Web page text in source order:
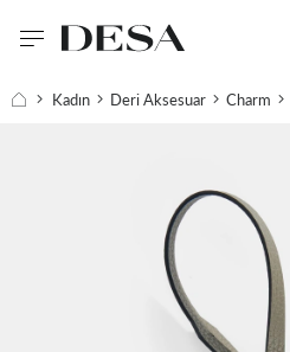
Kadın Deri Aksesuar Charm